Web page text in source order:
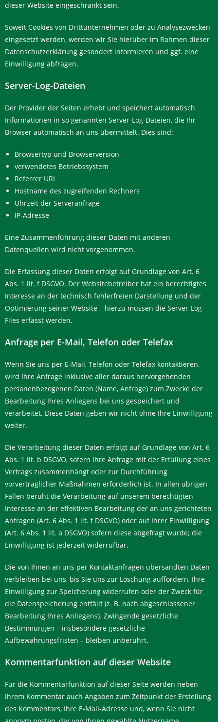
dieser Website eingeschränkt sein.
Soweit Cookies von Drittunternehmen oder zu Analysezwecken
eingesetzt werden, werden wir Sie hierüber im Rahmen dieser
Datenschutzerklärung gesondert informieren und ggf. eine
Einwilligung abfragen.
Server-Log-Dateien
Der Provider der Seiten erhebt und speichert automatisch
Informationen in so genannten Server-Log-Dateien, die Ihr
Browser automatisch an uns übermittelt. Dies sind:
Browsertyp und Browserversion
verwendetes Betriebssystem
Referrer URL
Hostname des zugreifenden Rechners
Uhrzeit der Serveranfrage
IP-Adresse
Eine Zusammenführung dieser Daten mit anderen
Datenquellen wird nicht vorgenommen.
Die Erfassung dieser Daten erfolgt auf Grundlage von Art. 6
Abs. 1 lit. f DSGVO. Der Websitebetreiber hat ein berechtigtes
Interesse an der technisch fehlerfreien Darstellung und der
Optimierung seiner Website – hierzu müssen die Server-Log-
Files erfasst werden.
Anfrage per E-Mail, Telefon oder Telefax
Wenn Sie uns per E-Mail, Telefon oder Telefax kontaktieren,
wird Ihre Anfrage inklusive aller daraus hervorgehenden
personenbezogenen Daten (Name, Anfrage) zum Zwecke der
Bearbeitung Ihres Anliegens bei uns gespeichert und
verarbeitet. Diese Daten geben wir nicht ohne Ihre Einwilligung
weiter.
Die Verarbeitung dieser Daten erfolgt auf Grundlage von Art. 6
Abs. 1 lit. b DSGVO, sofern Ihre Anfrage mit der Erfüllung eines
Vertrags zusammenhängt oder zur Durchführung
vorvertraglicher Maßnahmen erforderlich ist. In allen übrigen
Fällen beruht die Verarbeitung auf unserem berechtigten
Interesse an der effektiven Bearbeitung der an uns gerichteten
Anfragen (Art. 6 Abs. 1 lit. f DSGVO) oder auf Ihrer Einwilligung
(Art. 6 Abs. 1 lit. a DSGVO) sofern diese abgefragt wurde; die
Einwilligung ist jederzeit widerrufbar.
Die von Ihnen an uns per Kontaktanfragen übersandten Daten
verbleiben bei uns, bis Sie uns zur Löschung auffordern, Ihre
Einwilligung zur Speicherung widerrufen oder der Zweck für
die Datenspeicherung entfällt (z. B. nach abgeschlossener
Bearbeitung Ihres Anliegens). Zwingende gesetzliche
Bestimmungen – insbesondere gesetzliche
Aufbewahrungsfristen – bleiben unberührt.
Kommentarfunktion auf dieser Website
Für die Kommentarfunktion auf dieser Seite werden neben
Ihrem Kommentar auch Angaben zum Zeitpunkt der Erstellung
des Kommentars, Ihre E-Mail-Adresse und, wenn Sie nicht